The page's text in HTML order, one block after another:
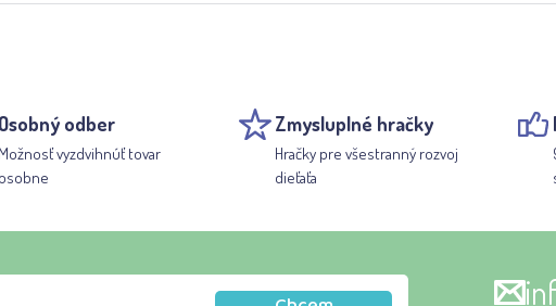
Osobný odber
Možnosť vyzdvihnúť tovar
osobne
Zmysluplné hračky
Hračky pre všestranný rozvoj
dieťaťa